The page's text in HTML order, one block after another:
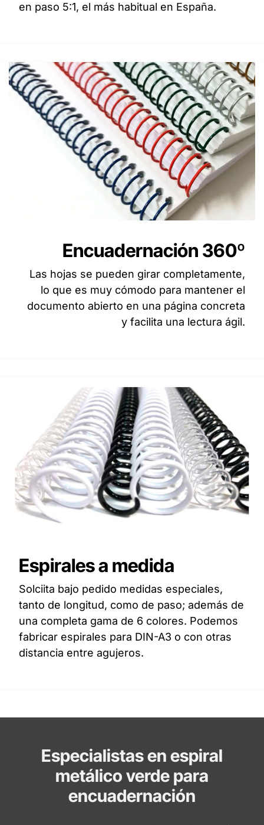
en paso 5:1, el más habitual en España.
Encuadernación 360º
Las hojas se pueden girar completamente,
lo que es muy cómodo para mantener el
documento abierto en una página concreta
y facilita una lectura ágil.
Espirales a medida
Solciita bajo pedido medidas especiales,
tanto de longitud, como de paso; además de
una completa gama de 6 colores. Podemos
fabricar espirales para DIN-A3 o con otras
distancia entre agujeros.
Especialistas en espiral
metálico verde para
encuadernación